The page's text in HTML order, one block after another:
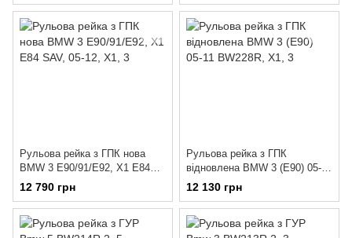
Рульова рейка з ГПК нова
BMW 3 E90/91/E92, X1 E84
SAV, 05-12
12 790 грн
Рульова рейка з ГПК
відновлена BMW 3 (E90) 05-11
BW228R
12 130 грн